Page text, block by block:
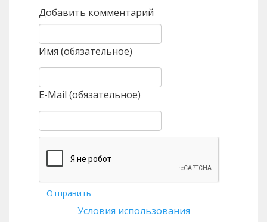
Добавить комментарий
Имя (обязательное)
E-Mail (обязательное)
Отправить
Условия использования